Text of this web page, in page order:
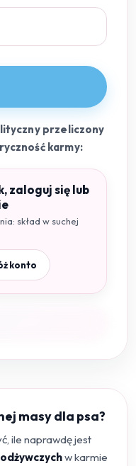
przeliczony
karmy:
zaloguj się lub
skład w suchej
konto
masy dla psa?
ile naprawdę jest
w karmie